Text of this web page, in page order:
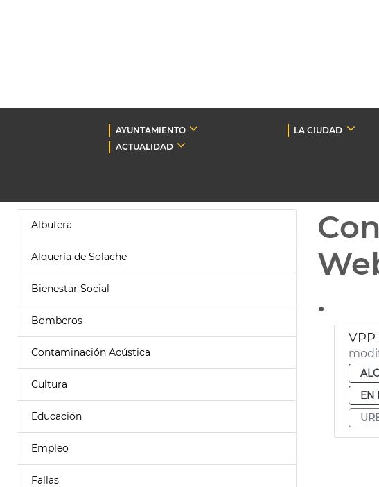
AYUNTAMIENTO LA CIUDAD
ACTUALIDAD
Albufera
Alquería de Solache
Bienestar Social
Bomberos
Contaminación Acústica
Cultura
Educación
Empleo
Fallas
.
EN